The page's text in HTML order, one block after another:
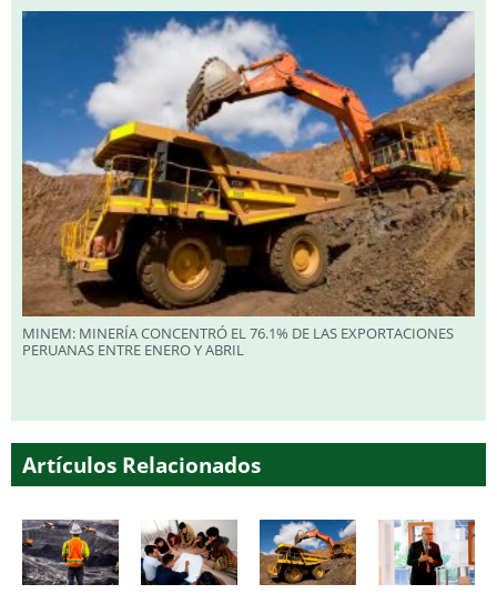
MINEM: MINERÍA CONCENTRÓ EL 76.1% DE LAS EXPORTACIONES
PERUANAS ENTRE ENERO Y ABRIL
Artículos Relacionados